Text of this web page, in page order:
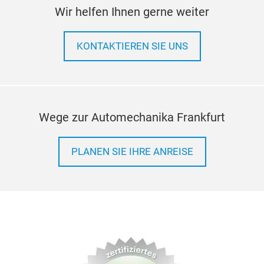
Wir helfen Ihnen gerne weiter
KONTAKTIEREN SIE UNS
Wege zur Automechanika Frankfurt
PLANEN SIE IHRE ANREISE